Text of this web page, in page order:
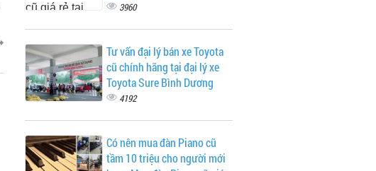
3960
Tư vấn đại lý bán xe Toyota
cũ chính hãng tại đại lý xe
Toyota Sure Bình Dương
4192
Có nên mua đàn Piano cũ
tầm 10 triệu cho người mới